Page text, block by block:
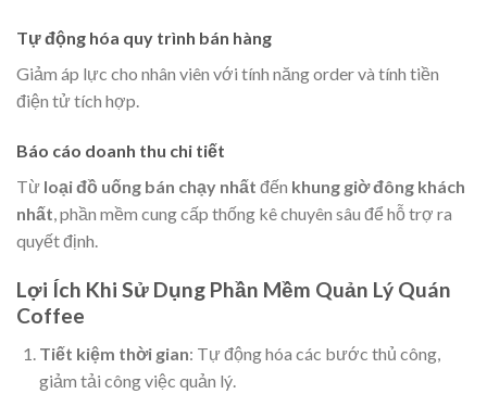
Tự động hóa quy trình bán hàng
Giảm áp lực cho nhân viên với tính năng order và tính tiền
điện tử tích hợp.
Báo cáo doanh thu chi tiết
Từ loại đồ uống bán chạy nhất đến khung giờ đông khách
nhất, phần mềm cung cấp thống kê chuyên sâu để hỗ trợ ra
quyết định.
Lợi Ích Khi Sử Dụng Phần Mềm Quản Lý Quán
Coffee
Tiết kiệm thời gian: Tự động hóa các bước thủ công,
giảm tải công việc quản lý.